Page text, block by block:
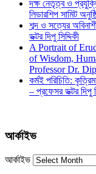
দক্ষ নেতৃত্ব ও
লিডারশিপ সামিট
শব্দ ও সত্যের
ডক্টর দিপু সিদ্দিকী
A Portrait of
of Wisdom,
Professor Dr.
কর্মই পরিচিতি:
– প্রফেসর ডক্টর দিপু
আর্কাইভ
আর্কাইভ